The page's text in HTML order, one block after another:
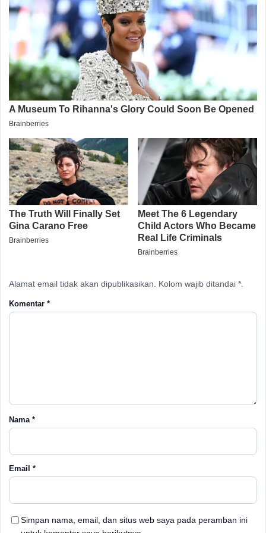
Alamat email tidak akan dipublikasikan. Kolom wajib ditandai *.
Komentar *
Nama *
Email *
Simpan nama, email, dan situs web saya pada peramban ini